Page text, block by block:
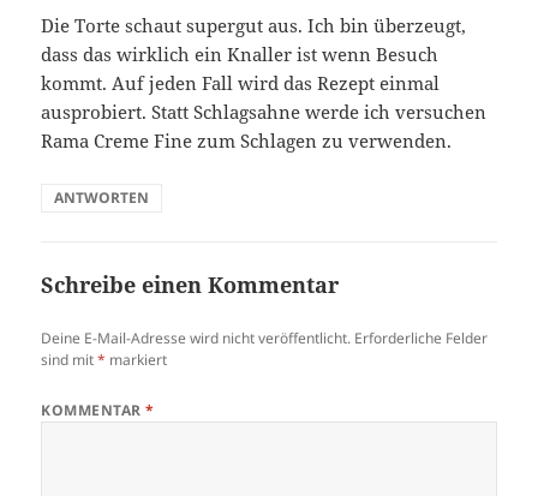
Die Torte schaut supergut aus. Ich bin überzeugt,
dass das wirklich ein Knaller ist wenn Besuch
kommt. Auf jeden Fall wird das Rezept einmal
ausprobiert. Statt Schlagsahne werde ich versuchen
Rama Creme Fine zum Schlagen zu verwenden.
ANTWORTEN
Schreibe einen Kommentar
Deine E-Mail-Adresse wird nicht veröffentlicht. Erforderliche Felder
sind mit* markiert
KOMMENTAR*